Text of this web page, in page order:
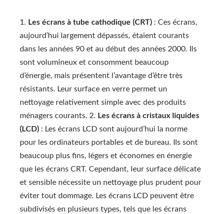
1. Les écrans à tube cathodique (CRT) : Ces écrans,
aujourd’hui largement dépassés, étaient courants
dans les années 90 et au début des années 2000. Ils
sont volumineux et consomment beaucoup
d’énergie, mais présentent l’avantage d’être très
résistants. Leur surface en verre permet un
nettoyage relativement simple avec des produits
ménagers courants. 2. Les écrans à cristaux liquides
(LCD) : Les écrans LCD sont aujourd’hui la norme
pour les ordinateurs portables et de bureau. Ils sont
beaucoup plus fins, légers et économes en énergie
que les écrans CRT. Cependant, leur surface délicate
et sensible nécessite un nettoyage plus prudent pour
éviter tout dommage. Les écrans LCD peuvent être
subdivisés en plusieurs types, tels que les écrans